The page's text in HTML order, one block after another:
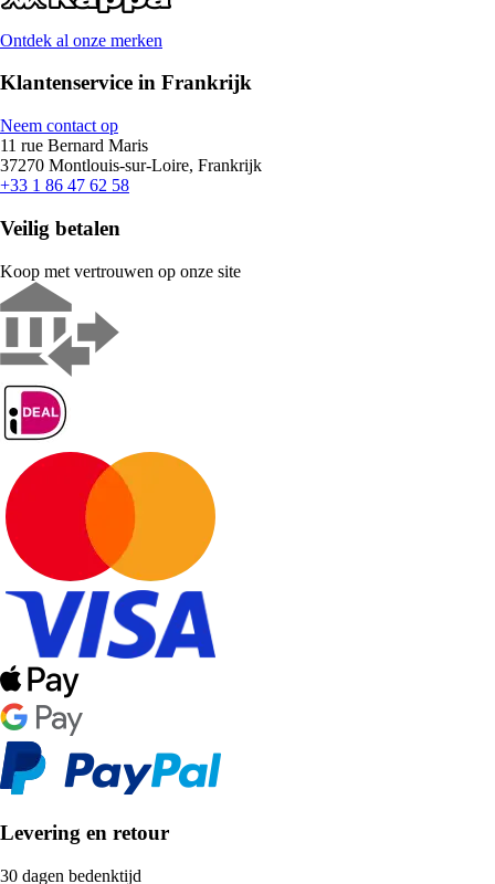
Ontdek al onze merken
Klantenservice in Frankrijk
Neem contact op
11 rue Bernard Maris
37270 Montlouis-sur-Loire, Frankrijk
+33 1 86 47 62 58
Veilig betalen
Koop met vertrouwen op onze site
Levering en retour
30 dagen bedenktijd